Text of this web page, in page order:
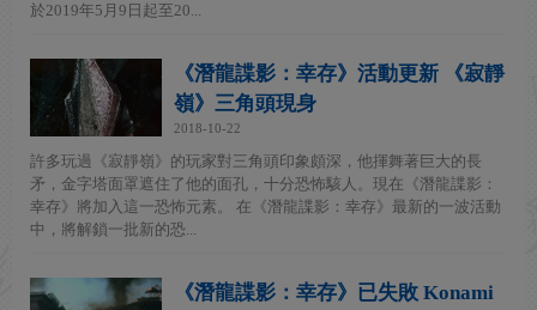
於2019年5月9日起至20...
《潛龍諜影：幸存》活動更新 《寂靜
嶺》三角頭現身
2018-10-22
許多玩過《寂靜嶺》的玩家對三角頭印象頗深，他揮舞著巨大的長
矛，金字塔面罩遮住了他的面孔，十分恐怖駭人。現在《潛龍諜影：
幸存》將加入這一恐怖元素。 在《潛龍諜影：幸存》最新的一波活動
中，將解鎖一批新的恐...
《潛龍諜影：幸存》已失敗 Konami